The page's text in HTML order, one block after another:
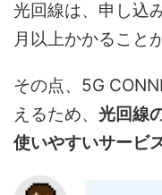
光回線は、申し込
月以上かかること
その点、5G
えるため、 光回線
使いやすいサービ